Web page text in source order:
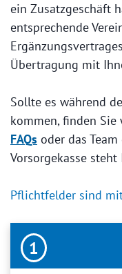
ein Zusatzgeschäft
entsprechende
Übertragung mit
Sollte es während
kommen, finden
FAQs oder das
Vorsorgekasse
Pflichtfelder sind
1